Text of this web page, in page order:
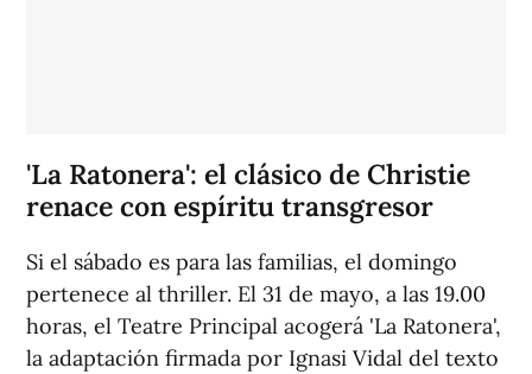
'La Ratonera': el clásico de Christie
renace con espíritu transgresor
Si el sábado es para las familias, el domingo
pertenece al thriller. El 31 de mayo, a las 19.00
horas, el Teatre Principal acogerá 'La Ratonera',
la adaptación firmada por Ignasi Vidal del texto